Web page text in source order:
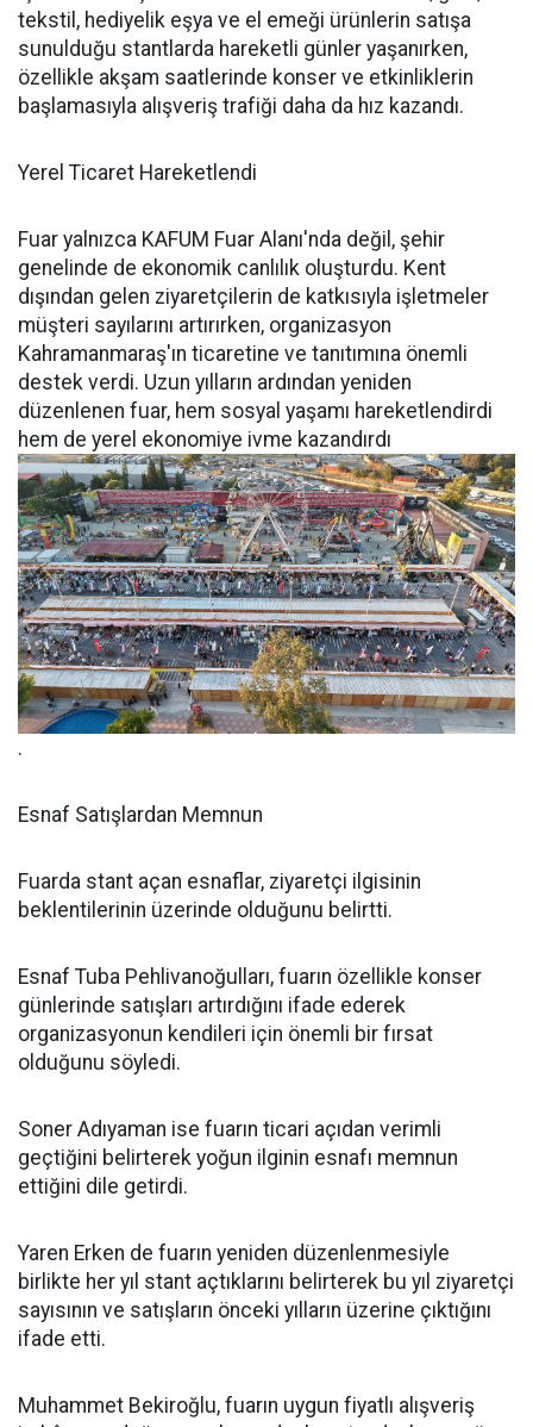
tekstil, hediyelik eşya ve el emeği ürünlerin satışa
sunulduğu stantlarda hareketli günler yaşanırken,
özellikle akşam saatlerinde konser ve etkinliklerin
başlamasıyla alışveriş trafiği daha da hız kazandı.
Yerel Ticaret Hareketlendi
Fuar yalnızca KAFUM Fuar Alanı'nda değil, şehir
genelinde de ekonomik canlılık oluşturdu. Kent
dışından gelen ziyaretçilerin de katkısıyla işletmeler
müşteri sayılarını artırırken, organizasyon
Kahramanmaraş'ın ticaretine ve tanıtımına önemli
destek verdi. Uzun yılların ardından yeniden
düzenlenen fuar, hem sosyal yaşamı hareketlendirdi
hem de yerel ekonomiye ivme kazandırdı
.
Esnaf Satışlardan Memnun
Fuarda stant açan esnaflar, ziyaretçi ilgisinin
beklentilerinin üzerinde olduğunu belirtti.
Esnaf Tuba Pehlivanoğulları, fuarın özellikle konser
günlerinde satışları artırdığını ifade ederek
organizasyonun kendileri için önemli bir fırsat
olduğunu söyledi.
Soner Adıyaman ise fuarın ticari açıdan verimli
geçtiğini belirterek yoğun ilginin esnafı memnun
ettiğini dile getirdi.
Yaren Erken de fuarın yeniden düzenlenmesiyle
birlikte her yıl stant açtıklarını belirterek bu yıl ziyaretçi
sayısının ve satışların önceki yılların üzerine çıktığını
ifade etti.
Muhammet Bekiroğlu, fuarın uygun fiyatlı alışveriş